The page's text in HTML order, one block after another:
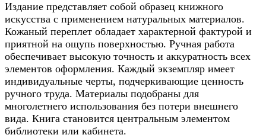
Издание представляет собой образец книжного
искусства с применением натуральных материалов.
Кожаный переплет обладает характерной фактурой и
приятной на ощупь поверхностью. Ручная работа
обеспечивает высокую точность и аккуратность всех
элементов оформления. Каждый экземпляр имеет
индивидуальные черты, подчеркивающие ценность
ручного труда. Материалы подобраны для
многолетнего использования без потери внешнего
вида. Книга становится центральным элементом
библиотеки или кабинета.